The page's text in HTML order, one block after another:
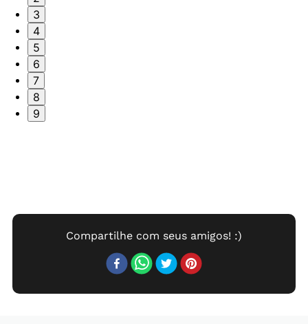
3
4
5
6
7
8
9